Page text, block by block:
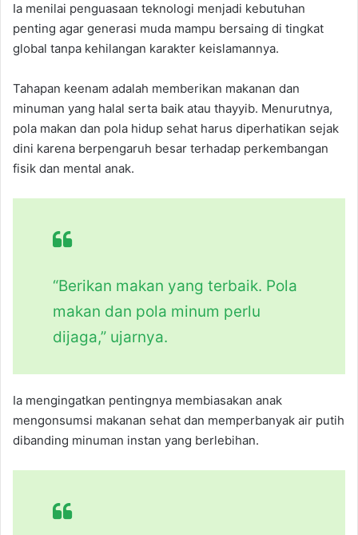
Ia menilai penguasaan teknologi menjadi kebutuhan
penting agar generasi muda mampu bersaing di tingkat
global tanpa kehilangan karakter keislamannya.
Tahapan keenam adalah memberikan makanan dan
minuman yang halal serta baik atau thayyib. Menurutnya,
pola makan dan pola hidup sehat harus diperhatikan sejak
dini karena berpengaruh besar terhadap perkembangan
fisik dan mental anak.
“Berikan makan yang terbaik. Pola
makan dan pola minum perlu
dijaga,” ujarnya.
Ia mengingatkan pentingnya membiasakan anak
mengonsumsi makanan sehat dan memperbanyak air putih
dibanding minuman instan yang berlebihan.